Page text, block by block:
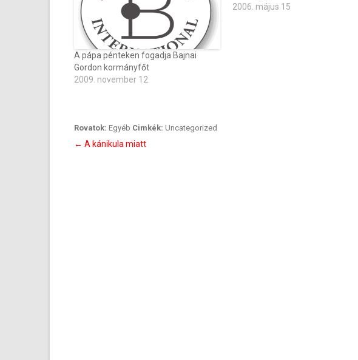
A pápa pénteken fogadja Bajnai
Gordon kormányfőt
2009. november 12
2006. május 15
Rovatok: Egyéb Cimkék: Uncategorized
Bejegyzés
← A kánikula miatt